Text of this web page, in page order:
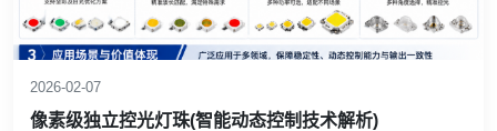
2026-02-07
像素级独立控光灯珠(智能动态控制技术解析)